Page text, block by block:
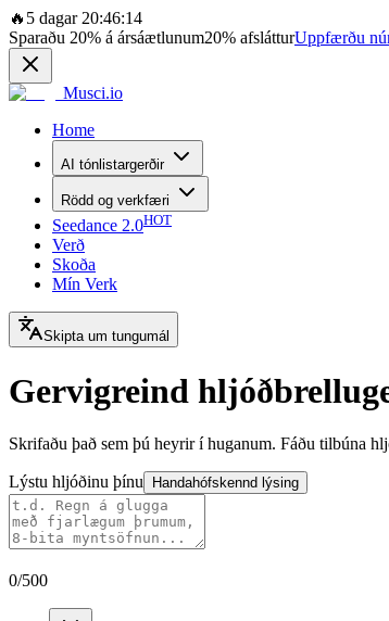
🔥 5 dagar 20:46:14
Sparaðu 20% á ársáætlunum20% afslátturUppfærðu
Musci.io
Home
AI tónlistargerðir
Rödd og verkfæri
Seedance 2.0HOT
Verð
Skoða
Mín Verk
Skipta um tungumál
Gervigreind
Skrifaðu það sem þú heyrir í huganum. Fáðu tilbúna
Lýstu hljóðinu þínu Handahófskennd lýsing
0/500